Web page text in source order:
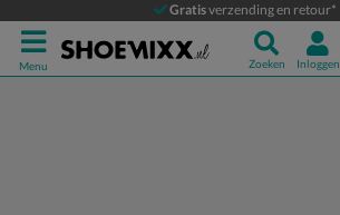
Gratisverzending en retour*
Menu Zoeken Inloggen
Greve Imola
Mocassins & loafers